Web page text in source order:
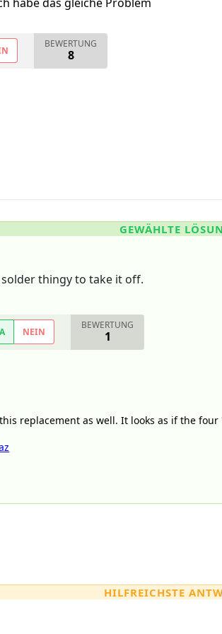
BEWERTUNG
8
GEWÄHLTE
thingy to take it off.
NEIN
BEWERTUNG
1
replacement as well. It looks as if the
HILFREICHSTE